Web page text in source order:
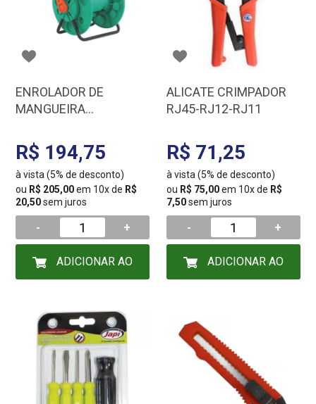
ENROLADOR DE
MANGUEIRA
PLASTICO C/ BRACOS
METALICOS 78594/000
R$ 194,75
à vista (5% de desconto)
ou R$ 205,00em 10x de R$
20,50sem juros
- +
ALICATE CRIMPADOR
RJ45-RJ12-RJ11
R$ 71,25
à vista (5% de desconto)
ou R$ 75,00em 10x de R$
7,50sem juros
- +